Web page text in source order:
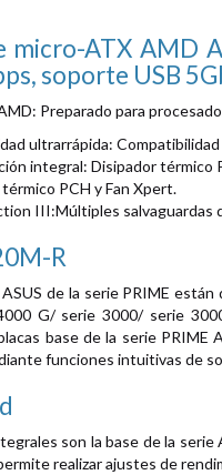
micro-ATX AMD
soporte USB
Preparado para
ultrarrápida:
integral: Disipador térmico
PCH y Fan Xpert.
III:Múltiples salvaguardas
R
ASUS de la serie PRIME
G/ serie 3000/ serie
base de la serie
funciones intuitivas de
son la base de la serie
realizar ajustes de